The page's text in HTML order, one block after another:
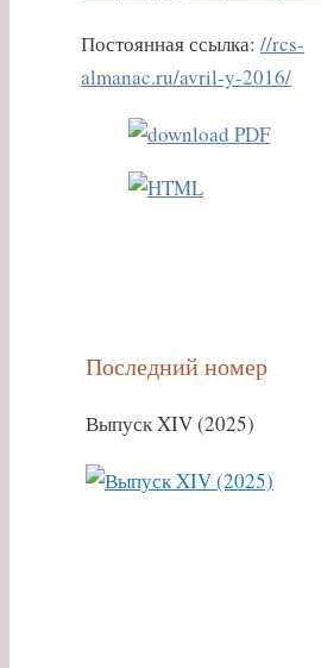
Постоянная ссылка: //rcs-
almanac.ru/avril-y-2016/
Последний номер
Выпуск XIV (2025)